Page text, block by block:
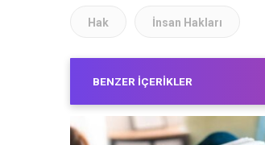
Hak İnsan Hakları
BENZER İÇERIKLER